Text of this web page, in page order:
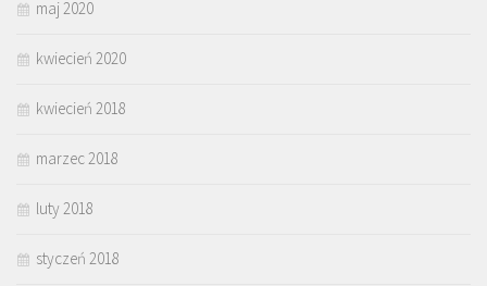
maj 2020
kwiecień 2020
kwiecień 2018
marzec 2018
luty 2018
styczeń 2018